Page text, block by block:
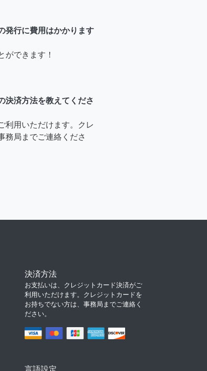
発行に費用はかかります
ができます！
決済方法を教えてくださ
利用いただけます。クレ
務局までご連絡くださ
決済方法
お支払いは、クレジットカード決済がご
利用いただけます。クレジットカードを
お持ちでない方は、事務局までご連絡く
ださい。
言語設定